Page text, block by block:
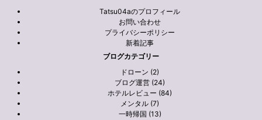
Tatsu04aのプロフィール
お問い合わせ
プライバシーポリシー
新着記事
ブログカテゴリー
ドローン (2)
ブログ運営 (24)
ホテルレビュー (84)
メンタル (7)
一時帰国 (13)